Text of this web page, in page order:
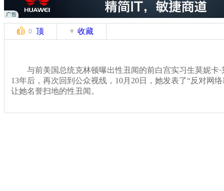
0 顶 收藏
与前美国总统克林顿曝出性丑闻的前白宫实习生莫妮卡·
13年后，再次回到公众视线，10月20日，她发表了“反对网
让她名誉扫地的性丑闻。